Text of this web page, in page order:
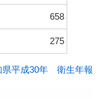
658
275
県平成30年 衛生年報